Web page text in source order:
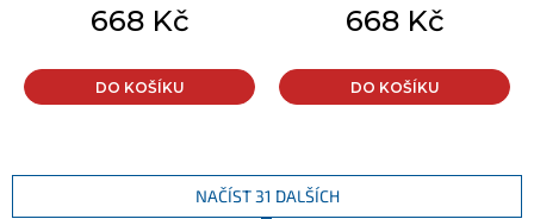
oranžová
668 Kč
DO KOŠÍKU
(fuchsia)
668 Kč
DO KOŠÍKU
NAČÍST 31 DALŠÍCH